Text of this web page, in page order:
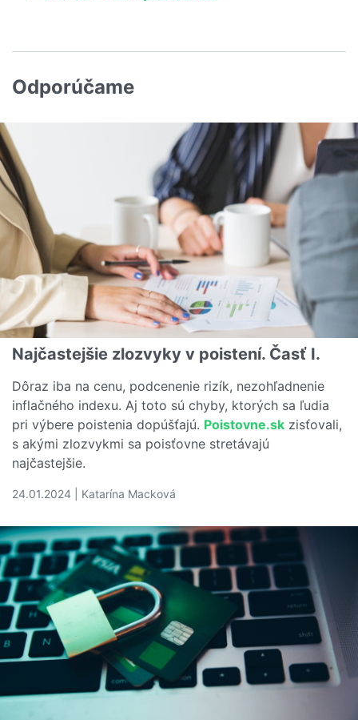
Odporúčame
Najčastejšie zlozvyky v poistení. Časť I.
Dôraz iba na cenu, podcenenie rizík, nezohľadnenie
inflačného indexu. Aj toto sú chyby, ktorých sa ľudia
pri výbere poistenia dopúšťajú. Poistovne.sk zisťovali,
s akými zlozvykmi sa poisťovne stretávajú
najčastejšie.
24.01.2024 | Katarína Macková